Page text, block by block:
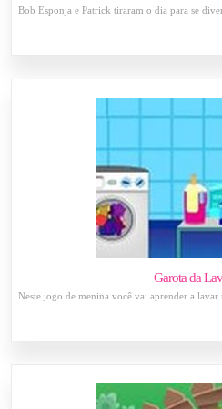
Bob Esponja e Patrick tiraram o dia para se
Garota da
Neste jogo de menina você vai aprender a lavar